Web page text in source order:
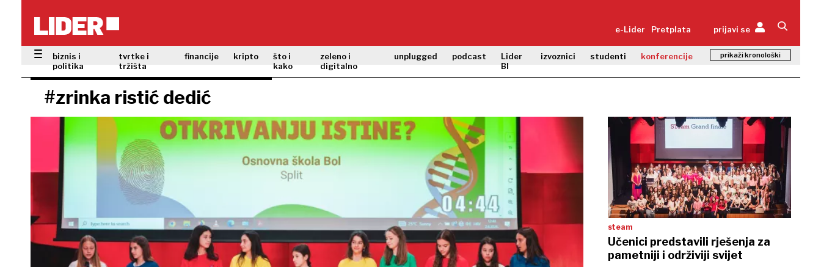
e-Lider Pretplata prijavi se
biznis i
politika
tvrtke i
tržišta
financije kripto
što i
kako
zeleno i
digitalno
unplugged podcast
Lider
BI
izvoznici studenti konferencije prikaži kronološki
#zrinka ristić dedić
steam
Učenici predstavili rješenja za
pametniji i održiviji svijet